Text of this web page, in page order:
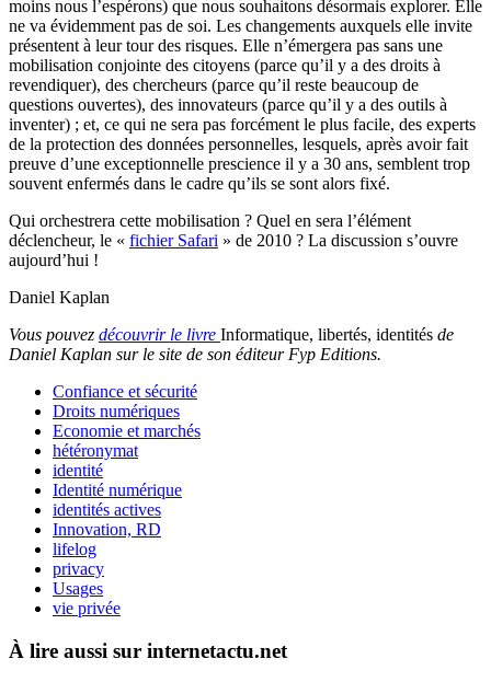
moins nous l’espérons) que nous souhaitons désormais explorer. Elle
ne va évidemment pas de soi. Les changements auxquels elle invite
présentent à leur tour des risques. Elle n’émergera pas sans une
mobilisation conjointe des citoyens (parce qu’il y a des droits à
revendiquer), des chercheurs (parce qu’il reste beaucoup de
questions ouvertes), des innovateurs (parce qu’il y a des outils à
inventer) ; et, ce qui ne sera pas forcément le plus facile, des experts
de la protection des données personnelles, lesquels, après avoir fait
preuve d’une exceptionnelle prescience il y a 30 ans, semblent trop
souvent enfermés dans le cadre qu’ils se sont alors fixé.
Qui orchestrera cette mobilisation ? Quel en sera l’élément
déclencheur, le « fichier Safari » de 2010 ? La discussion s’ouvre
aujourd’hui !
Daniel Kaplan
Vous pouvez découvrir le livre Informatique, libertés, identités de
Daniel Kaplan sur le site de son éditeur Fyp Editions.
Confiance et sécurité
Droits numériques
Economie et marchés
hétéronymat
identité
Identité numérique
identités actives
Innovation, RD
lifelog
privacy
Usages
vie privée
À lire aussi sur internetactu.net